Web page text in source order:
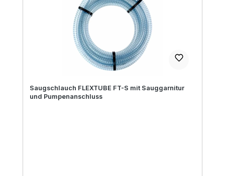
Saugschlauch FLEXTUBE FT-S mit Sauggarnitur
und Pumpenanschluss